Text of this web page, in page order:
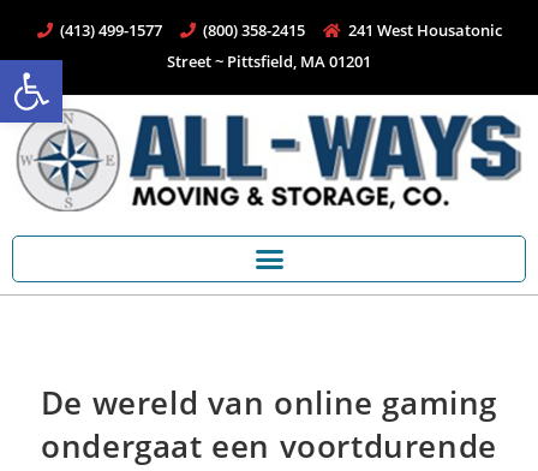
Open toolbar
(413) 499-1577 (800) 358-2415
241 West Housatonic
Street ~ Pittsfield, MA 01201
De wereld van online gaming
ondergaat een voortdurende